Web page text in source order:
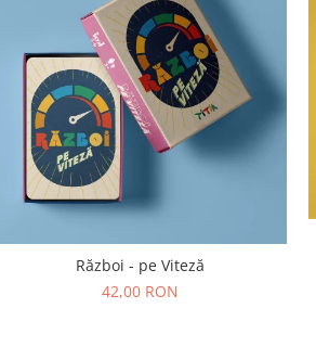
Război - pe Viteză
42,00 RON